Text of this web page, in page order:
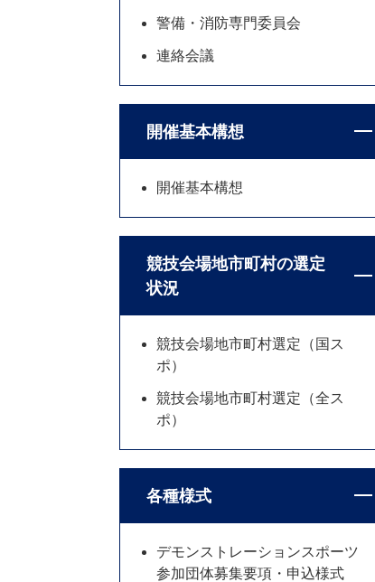
警備・消防専門委員会
連絡会議
開催基本構想
開催基本構想
競技会場地市町村の選定
状況
競技会場地市町村選定（国ス
ポ）
競技会場地市町村選定（全ス
ポ）
各種様式
デモンストレーションスポーツ
参加団体募集要項・申込様式